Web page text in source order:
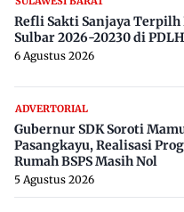
Refli Sakti Sanjaya
Sulbar 2026-20230 di
6 Agustus 2026
ADVERTORIAL
Gubernur SDK Soroti
Pasangkayu, Realisasi
Rumah BSPS Masih Nol
5 Agustus 2026